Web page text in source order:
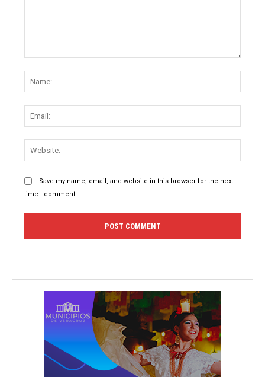
Save my name, email, and website in this browser for the next
time I comment.